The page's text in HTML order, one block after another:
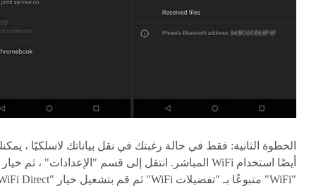
الخطوة الثانية: فقط في حالة رغبتك في نقل بياناتك لاسلكيًا ،
أيضًا استخدام WiFi المباشر. انتقل إلى قسم "الإعدادات" ، ثم خيار